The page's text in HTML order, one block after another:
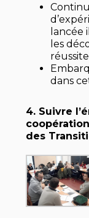
lancée
les
dans
4. Suivre
des